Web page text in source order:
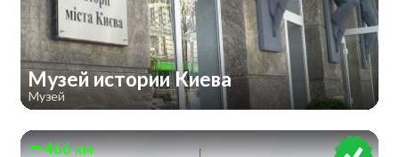
Музей истории Киева
Музей
466 км